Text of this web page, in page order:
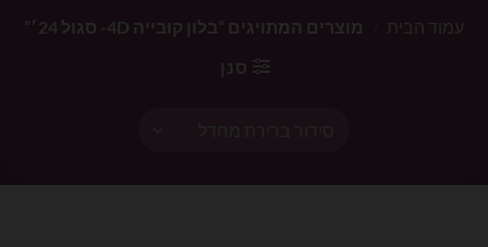
עמוד הבית
מוצרים המתויגים “בלון קובייה 4D- סגול 24׳”
סנן